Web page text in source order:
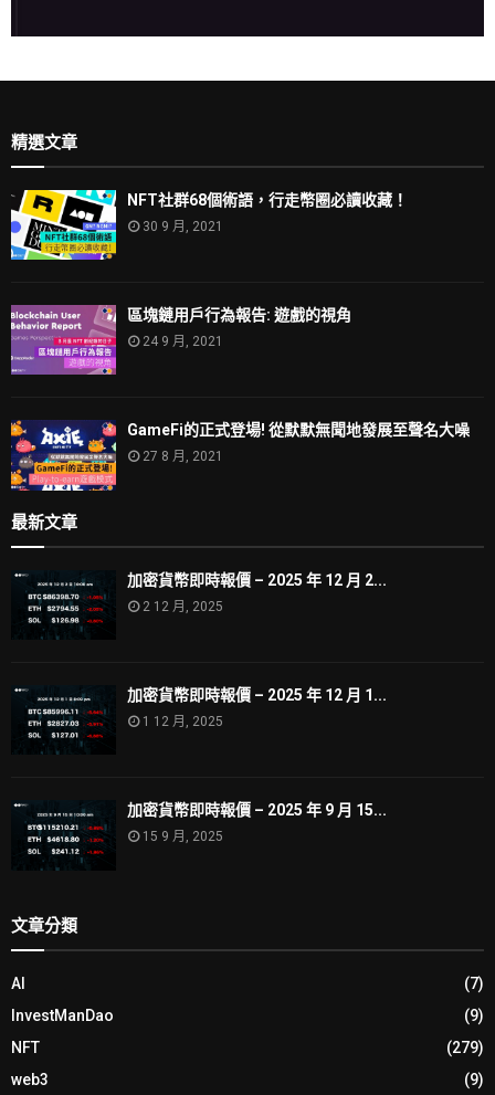
精選文章
NFT社群68個術語，行走幣圈必讀收藏！
30 9 月, 2021
區塊鏈用戶行為報告: 遊戲的視角
24 9 月, 2021
GameFi的正式登場! 從默默無聞地發展至聲名大噪
27 8 月, 2021
最新文章
加密貨幣即時報價 – 2025 年 12 月 2...
2 12 月, 2025
加密貨幣即時報價 – 2025 年 12 月 1...
1 12 月, 2025
加密貨幣即時報價 – 2025 年 9 月 15...
15 9 月, 2025
文章分類
AI
(7)
InvestManDao
(9)
NFT
(279)
web3
(9)